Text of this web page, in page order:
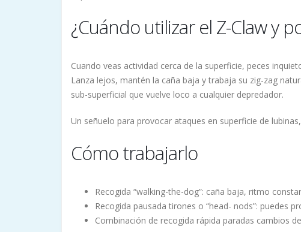
¿Cuándo utilizar el Z-Claw y
Cuando veas actividad cerca de la superficie, peces
Lanza lejos, mantén la caña baja y trabaja su zig-zag
sub-superficial que vuelve loco a cualquier depredador.
Un señuelo para provocar ataques en superficie de
Cómo trabajarlo
Recogida “walking-the-dog”: caña baja, ritmo
Recogida pausada tirones o “head- nods”: puedes
Combinación de recogida rápida paradas cambios